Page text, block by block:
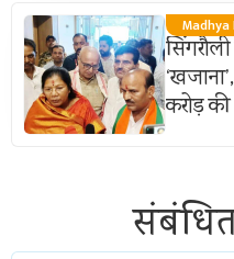
करोड़